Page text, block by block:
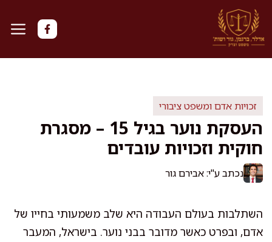
לדלג
לתוכן
זכויות אדם ומשפט ציבורי
העסקת נוער בגיל 15 – מסגרת
חוקית וזכויות עובדים
נכתב ע"י: אבירם גור
השתלבות בעולם העבודה היא שלב משמעותי בחייו של
אדם, ובפרט כאשר מדובר בבני נוער. בישראל, המעבר